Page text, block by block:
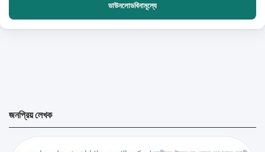
ডাউনলোডবিনামূল্যে
জনপ্রিয় লেখক